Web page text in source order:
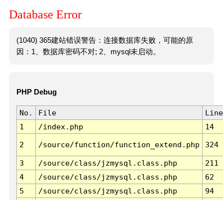
Database Error
(1040) 365建站错误警告：连接数据库失败，可能的原
因：1、数据库密码不对; 2、mysql未启动。
PHP Debug
No. File
Line
1
/index.php 14
2 /source/function/function_extend.php 324
3 /source/class/jzmysql.class.php
211
4
/source/class/jzmysql.class.php
62
5
/source/class/jzmysql.class.php
94